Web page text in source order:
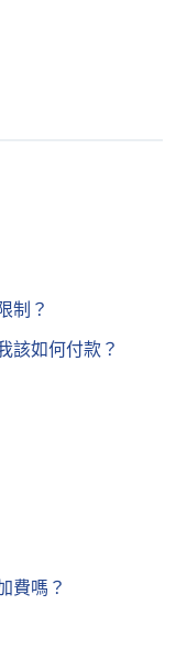
制？
該如何付款？
費嗎？